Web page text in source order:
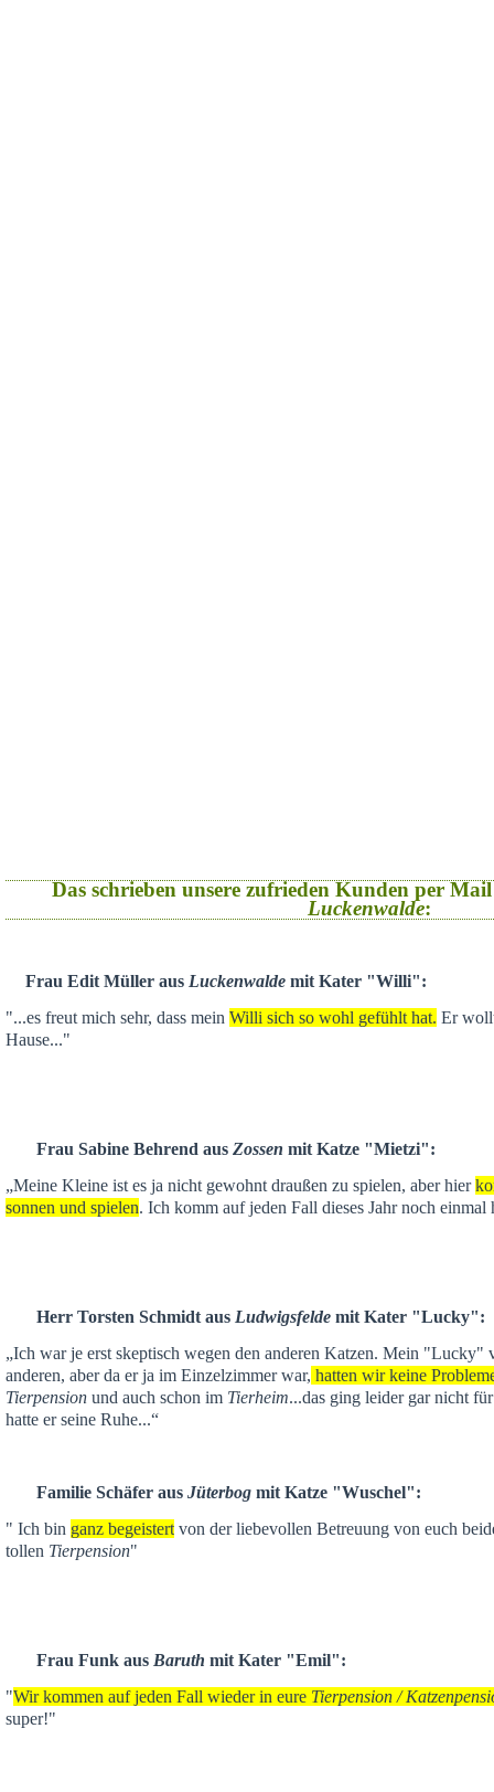
Das schrieben unsere zufrieden Kunden per
Luckenwalde:
Frau Edit Müller aus Luckenwalde mit Kater "Willi":
"...es freut mich sehr, dass mein Willi sich so wohl gefühlt hat. Er
Hause..."
Frau Sabine Behrend aus Zossen mit Katze "Mietzi":
„Meine Kleine ist es ja nicht gewohnt draußen zu spielen, aber hier
sonnen und spielen. Ich komm auf jeden Fall dieses Jahr noch einmal
Herr Torsten Schmidt aus Ludwigsfelde mit Kater "Lucky":
„Ich war je erst skeptisch wegen den anderen Katzen. Mein "Lucky"
anderen, aber da er ja im Einzelzimmer war, hatten wir keine
Tierpension und auch schon im Tierheim...das ging leider gar nicht
hatte er seine Ruhe...“
Familie Schäfer aus Jüterbog mit Katze "Wuschel":
" Ich bin ganz begeistert von der liebevollen Betreuung von euch
tollen Tierpension"
Frau Funk aus Baruth mit Kater "Emil":
"Wir kommen auf jeden Fall wieder in eure Tierpension /
super!"